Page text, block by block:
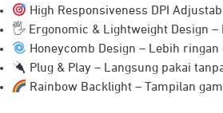
High Responsiveness DPI
🖐️ Ergonomic & Lightweight Design –
Honeycomb Design – Lebih
Plug & Play – Langsung pakai
Rainbow Backlight – Tampilan